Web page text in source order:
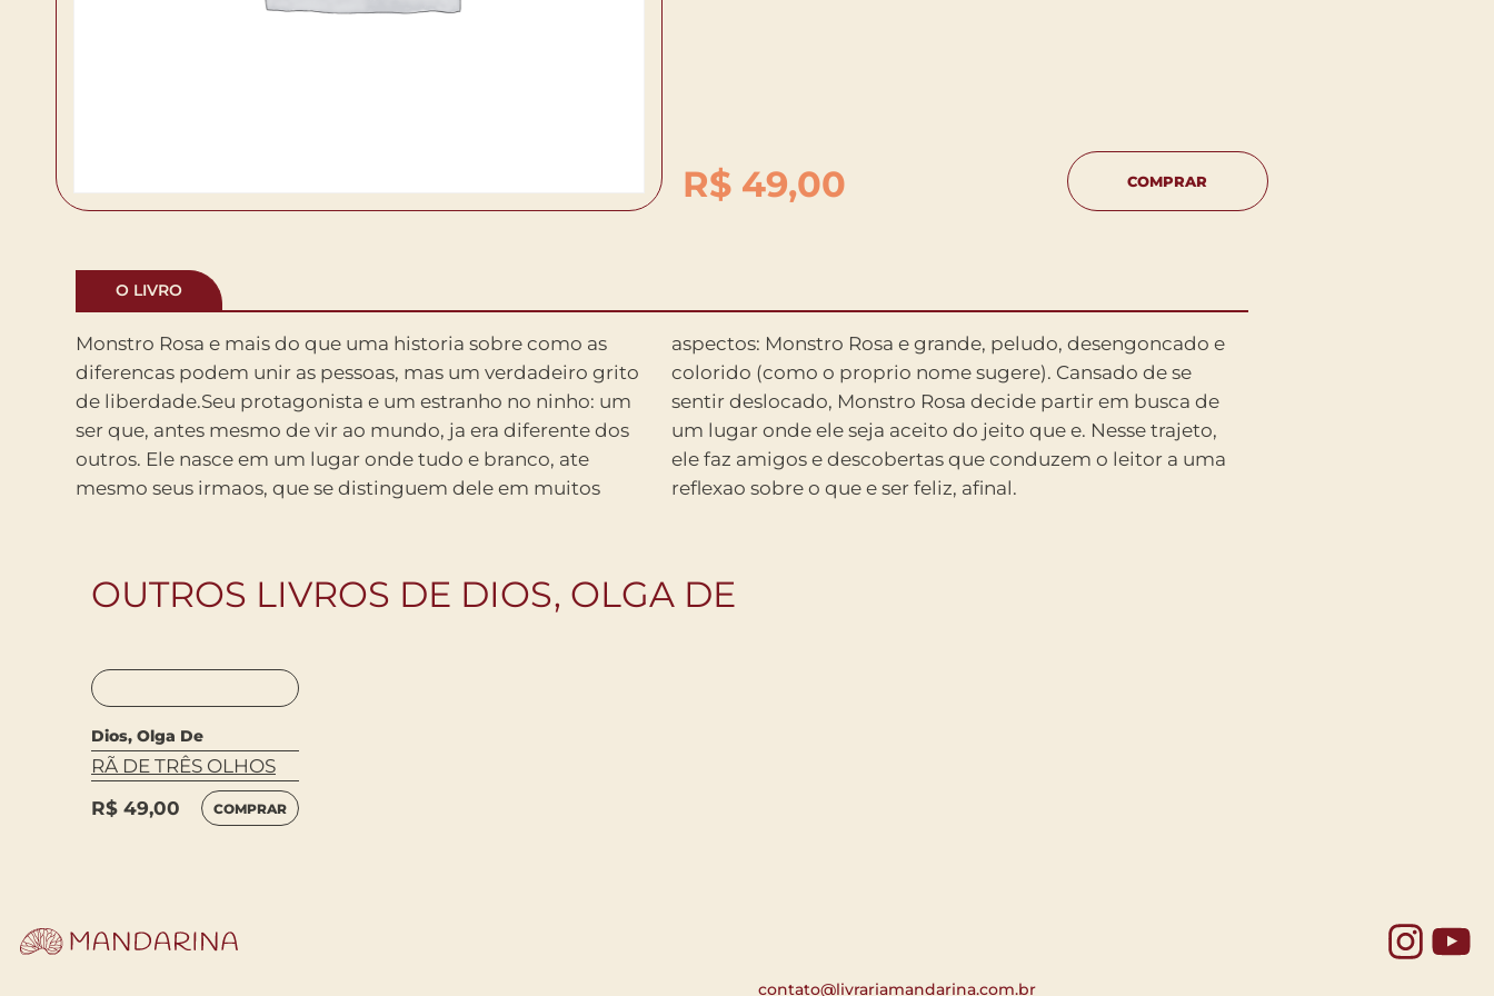
R$49,00 COMPRAR
O LIVRO
Monstro Rosa e mais do que uma historia sobre como as
diferencas podem unir as pessoas, mas um verdadeiro grito
de liberdade.Seu protagonista e um estranho no ninho: um
ser que, antes mesmo de vir ao mundo, ja era diferente dos
outros. Ele nasce em um lugar onde tudo e branco, ate
mesmo seus irmaos, que se distinguem dele em muitos
aspectos: Monstro Rosa e grande, peludo, desengoncado e
colorido (como o proprio nome sugere). Cansado de se
sentir deslocado, Monstro Rosa decide partir em busca de
um lugar onde ele seja aceito do jeito que e. Nesse trajeto,
ele faz amigos e descobertas que conduzem o leitor a uma
reflexao sobre o que e ser feliz, afinal.
OUTROS LIVROS DE DIOS, OLGA DE
Dios, Olga De
RÃ DE TRÊS OLHOS
R$ 49,00 COMPRAR
contato@livrariamandarina.com.br